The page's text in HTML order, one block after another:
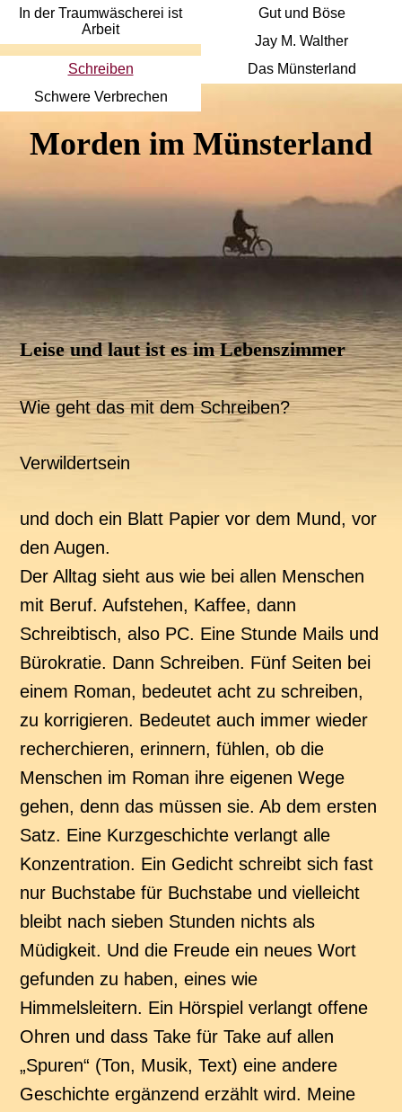
Morden im Münsterland
In der Traumwäscherei ist
Arbeit
Gut und Böse
Jay M. Walther
Schreiben
Das Münsterland
Schwere Verbrechen
Leise und laut ist es im Lebenszimmer
Wie geht das mit dem Schreiben?
Verwildertsein
und doch ein Blatt Papier vor dem Mund, vor
den Augen.
Der Alltag sieht aus wie bei allen Menschen
mit Beruf. Aufstehen, Kaffee, dann
Schreibtisch, also PC. Eine Stunde Mails und
Bürokratie. Dann Schreiben. Fünf Seiten bei
einem Roman, bedeutet acht zu schreiben,
zu korrigieren. Bedeutet auch immer wieder
recherchieren, erinnern, fühlen, ob die
Menschen im Roman ihre eigenen Wege
gehen, denn das müssen sie. Ab dem ersten
Satz. Eine Kurzgeschichte verlangt alle
Konzentration. Ein Gedicht schreibt sich fast
nur Buchstabe für Buchstabe und vielleicht
bleibt nach sieben Stunden nichts als
Müdigkeit. Und die Freude ein neues Wort
gefunden zu haben, eines wie
Himmelsleitern. Ein Hörspiel verlangt offene
Ohren und dass Take für Take auf allen
„Spuren“ (Ton, Musik, Text) eine andere
Geschichte ergänzend erzählt wird. Meine